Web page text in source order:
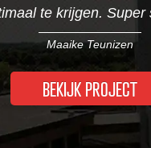
te krijgen. Super
Maaike Teunizen
BEKIJK PROJECT